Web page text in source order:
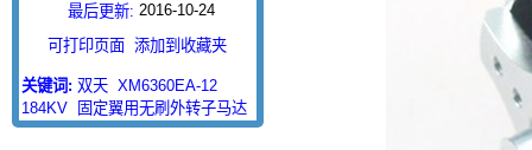
最后更新: 2016-10-24
可打印页面
添加到收藏夹
关键词: 双天 XM6360EA-12
184KV
固定翼用无刷外转子马达